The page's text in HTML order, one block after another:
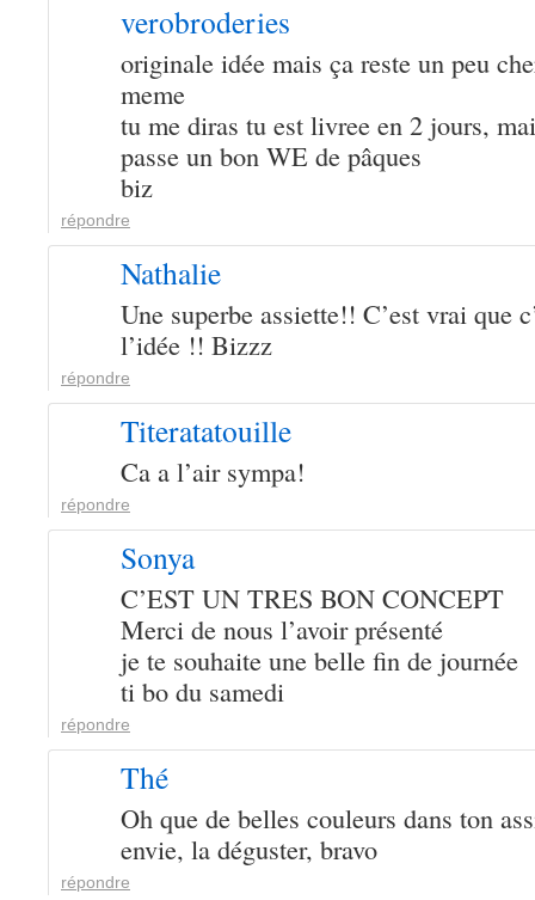
verobroderies
originale idée mais ça reste un peu
meme
tu me diras tu est livree en 2 jours,
passe un bon WE de pâques
biz
répondre
Nathalie
Une superbe assiette!! C’est vrai que
l’idée !! Bizzz
répondre
Titeratatouille
Ca a l’air sympa!
répondre
Sonya
C’EST UN TRES BON CONCEPT
Merci de nous l’avoir présenté
je te souhaite une belle fin de journée
ti bo du samedi
répondre
Thé
Oh que de belles couleurs dans ton
envie, la déguster, bravo
répondre